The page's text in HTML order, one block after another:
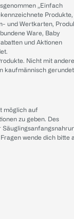
„Einfach
Produkte,
und Wertkarten,
Ware, Baby
und Aktionen
Nicht mit
kaufmännisch
möglich auf
zu geben. Des
wende dich bitte